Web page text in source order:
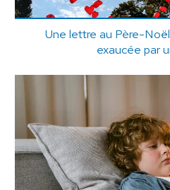
Une lettre au Père-
exaucée par